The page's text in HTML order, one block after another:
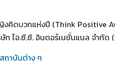
งคิดบวกแห่งปี (Think Positive
ท ไอ.ซี.ซี. อินตอร์เนชั่นแนล จำกัด
ถาบันต่าง ๆ